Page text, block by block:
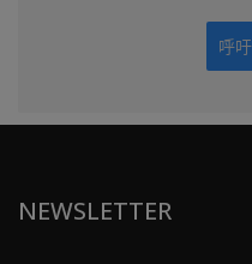
呼
NEWSLETTER